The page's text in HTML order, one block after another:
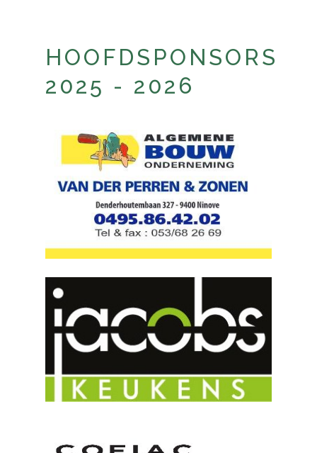
HOOFDSPONSORS
2025 - 2026